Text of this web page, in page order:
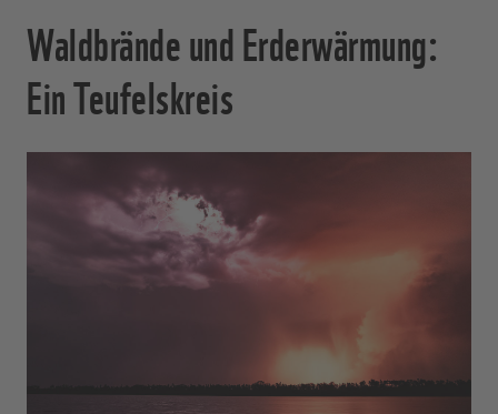
Waldbrände und Erderwärmung:
Ein Teufelskreis